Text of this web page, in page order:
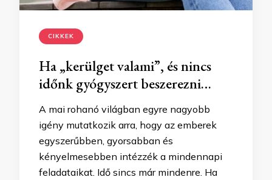
CIKKEK
Ha „kerülget valami”, és nincs
időnk gyógyszert beszerezni…
A mai rohanó világban egyre nagyobb
igény mutatkozik arra, hogy az emberek
egyszerűbben, gyorsabban és
kényelmesebben intézzék a mindennapi
feladataikat. Idő sincs már mindenre. Ha